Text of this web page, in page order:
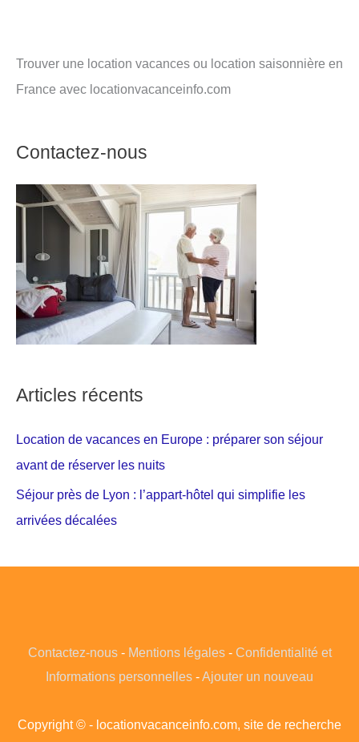
Trouver une location vacances ou location saisonnière en
France avec locationvacanceinfo.com
Contactez-nous
Articles récents
Location de vacances en Europe : préparer son séjour
avant de réserver les nuits
Séjour près de Lyon : l’appart-hôtel qui simplifie les
arrivées décalées
Contactez-nous- Mentions légales- Confidentialité et
Informations personnelles -Ajouter un nouveau
Copyright © - locationvacanceinfo.com, site de recherche